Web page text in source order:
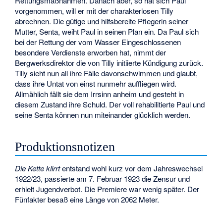
vorgenommen, will er mit der charakterlosen Tilly
abrechnen. Die gütige und hilfsbereite Pflegerin seiner
Mutter, Senta, weiht Paul in seinen Plan ein. Da Paul sich
bei der Rettung der vom Wasser Eingeschlossenen
besondere Verdienste erworben hat, nimmt der
Bergwerksdirektor die von Tilly initiierte Kündigung zurück.
Tilly sieht nun all ihre Fälle davonschwimmen und glaubt,
dass ihre Untat von einst nunmehr auffliegen wird.
Allmählich fällt sie dem Irrsinn anheim und gesteht in
diesem Zustand ihre Schuld. Der voll rehabilitierte Paul und
seine Senta können nun miteinander glücklich werden.
Produktionsnotizen
Die Kette klirrtentstand wohl kurz vor dem Jahreswechsel
1922/23, passierte am 7. Februar 1923 die Zensur und
erhielt Jugendverbot. Die Premiere war wenig später. Der
Fünfakter besaß eine Länge von 2062 Meter.